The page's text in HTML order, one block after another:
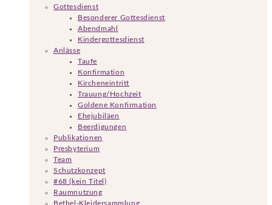
Gottesdienst
Besonderer Gottesdienst
Abendmahl
Kindergottesdienst
Anlässe
Taufe
Konfirmation
Kircheneintritt
Trauung/Hochzeit
Goldene Konfirmation
Ehejubiläen
Beerdigungen
Publikationen
Presbyterium
Team
Schutzkonzept
#68 (kein Titel)
Raumnutzung
Bethel-Kleidersammlung